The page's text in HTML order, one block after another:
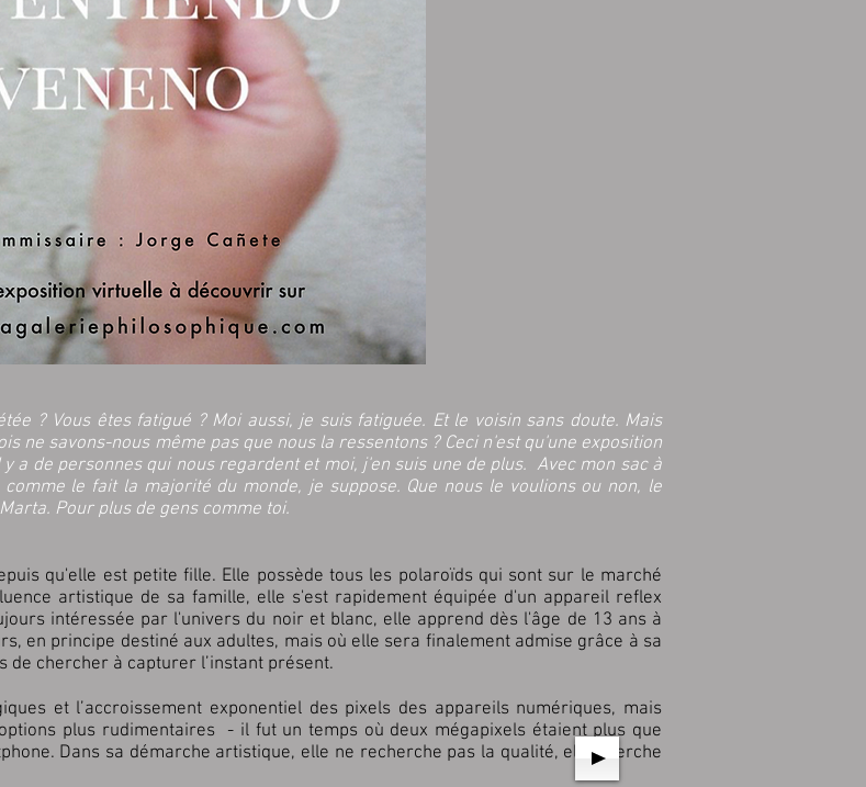
? Vous êtes fatigué ? Moi aussi, je suis fatiguée. Et le voisin sans doute. Mais
ne savons-nous même pas que nous la ressentons ? Ceci n'est qu'une exposition
a de personnes qui nous regardent et moi, j'en suis une de plus. Avec mon sac à
le fait la majorité du monde, je suppose. Que nous le voulions ou non, le
Pour plus de gens comme toi.
qu'elle est petite fille. Elle possède tous les polaroïds qui sont sur le marché
artistique de sa famille, elle s'est rapidement équipée d'un appareil reflex
intéressée par l'univers du noir et blanc, elle apprend dès l'âge de 13 ans à
en principe destiné aux adultes, mais où elle sera finalement admise grâce à sa
chercher à capturer l’instant présent.
et l’accroissement exponentiel des pixels des appareils numériques, mais
plus rudimentaires - il fut un temps où deux mégapixels étaient plus que
Dans sa démarche artistique, elle ne recherche pas la qualité, elle cherche